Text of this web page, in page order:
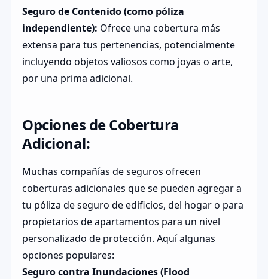
Seguro de Contenido (como póliza
independiente): Ofrece una cobertura más
extensa para tus pertenencias, potencialmente
incluyendo objetos valiosos como joyas o arte,
por una prima adicional.
Opciones de Cobertura
Adicional:
Muchas compañías de seguros ofrecen
coberturas adicionales que se pueden agregar a
tu póliza de seguro de edificios, del hogar o para
propietarios de apartamentos para un nivel
personalizado de protección. Aquí algunas
opciones populares:
Seguro contra Inundaciones (Flood